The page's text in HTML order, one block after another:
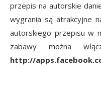
przepis na autorskie
wygrania są atrakcyjne
autorskiego przepisu w
zabawy można
http://